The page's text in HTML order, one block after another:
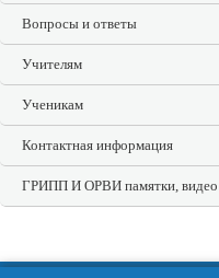
Вопросы и ответы
Учителям
Ученикам
Контактная информация
ГРИПП И ОРВИ памятки, видео